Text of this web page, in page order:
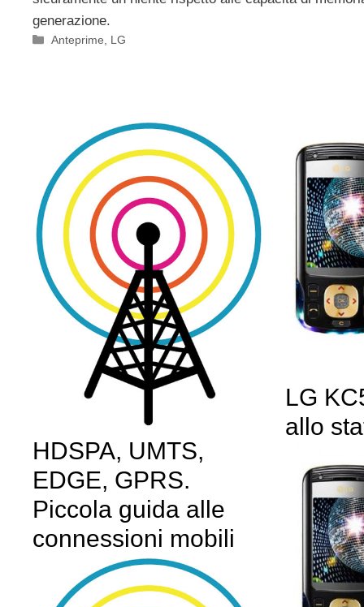
generazione.
Categorie
Anteprime LG
HDSPA, UMTS,
EDGE, GPRS.
Piccola guida alle
connessioni mobili
LG
allo